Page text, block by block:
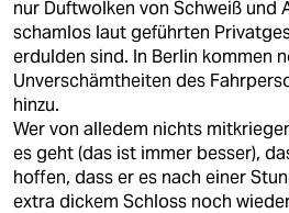
nur Duftwolken von Schweiß und
schamlos laut geführten
erdulden sind. In Berlin kommen
Unverschämtheiten des
hinzu.
Wer von alledem nichts
es geht (das ist immer besser),
hoffen, dass er es nach einer
extra dickem Schloss noch